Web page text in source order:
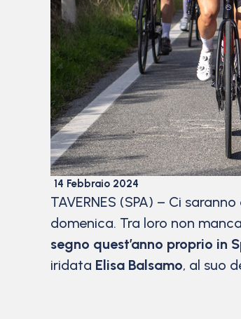
14 Febbraio 2024
TAVERNES (SPA) – Ci
domenica. Tra loro non
segno quest’anno proprio in
iridata Elisa Balsamo, al suo